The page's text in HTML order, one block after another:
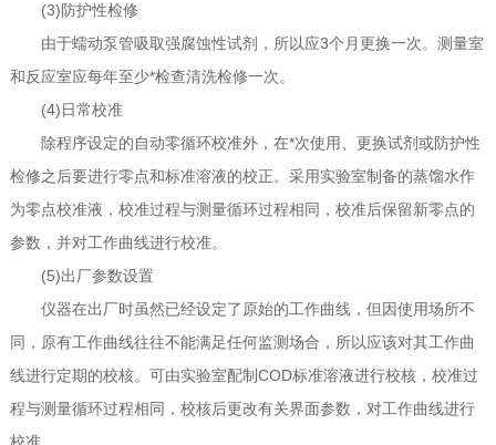
(3)防护性检修
由于蠕动泵管吸取强腐蚀性试剂，所以应3个月更换一次。测量室
和反应室应每年至少*检查清洗检修一次。
(4)日常校准
除程序设定的自动零循环校准外，在*次使用、更换试剂或防护性
检修之后要进行零点和标准溶液的校正。采用实验室制备的蒸馏水作
为零点校准液，校准过程与测量循环过程相同，校准后保留新零点的
参数，并对工作曲线进行校准。
(5)出厂参数设置
仪器在出厂时虽然已经设定了原始的工作曲线，但因使用场所不
同，原有工作曲线往往不能满足任何监测场合，所以应该对其工作曲
线进行定期的校核。可由实验室配制COD标准溶液进行校核，校准过
程与测量循环过程相同，校核后更改有关界面参数，对工作曲线进行